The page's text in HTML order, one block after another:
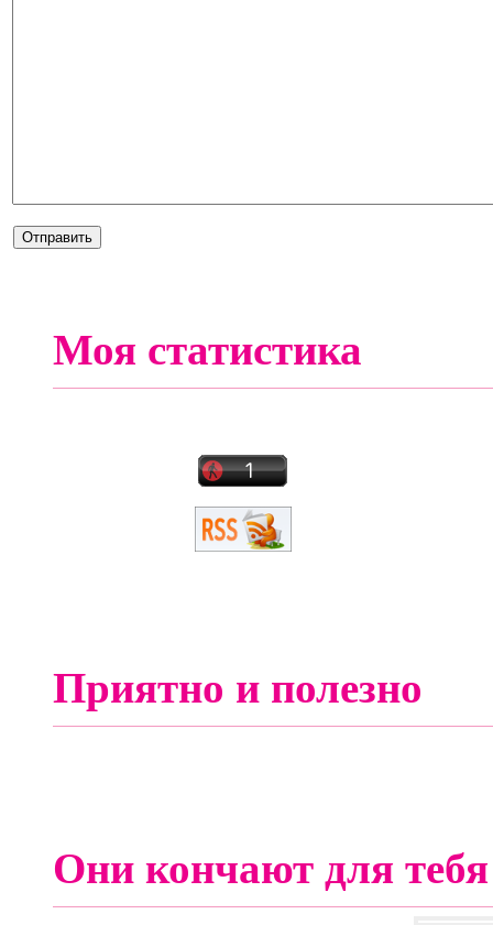
Моя статистика
Приятно и полезно
Они кончают для тебя